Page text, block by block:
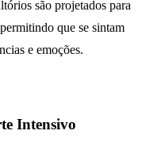
são projetados para
que se sintam
e emoções.
Intensivo